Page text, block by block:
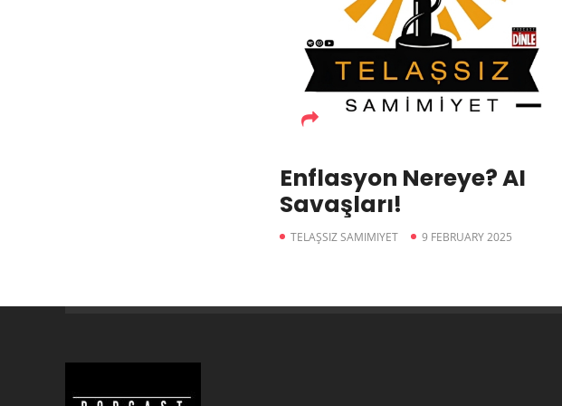
Enflasyon Nereye? AI
Savaşları!
TELAŞSIZ SAMIMIYET 9 FEBRUARY 2025